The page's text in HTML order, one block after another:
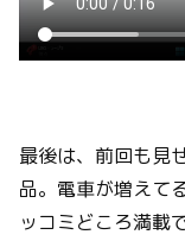
最後は、前回も見
品。電車が増えて
ッコミどころ満載